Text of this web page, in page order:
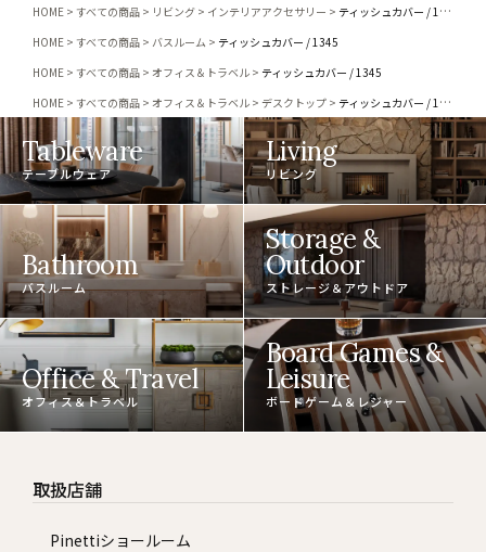
HOME すべての商品 リビング インテリアアクセサリー
ティッシュカバー / 1345
HOME
すべての商品 バスルーム
ティッシュカバー / 1345
HOME
すべての商品 オフィス＆トラベル
ティッシュカバー / 1345
HOME
すべての商品 オフィス＆トラベル デスクトップ ティッシュカバー / 1345
Tableware
テーブルウェア
Living
リビング
Bathroom
バスルーム
Storage &
Outdoor
ストレージ＆アウトドア
Office & Travel
オフィス＆トラベル
Board Games &
Leisure
ボードゲーム＆レジャー
取扱店舗
Pinettiショールーム